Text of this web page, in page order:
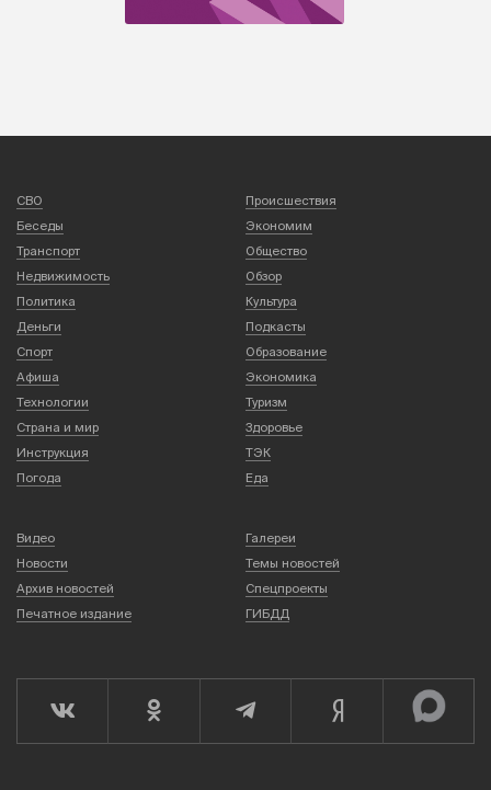
СВО
Происшествия
Беседы
Экономим
Транспорт
Общество
Недвижимость
Обзор
Политика
Культура
Деньги
Подкасты
Спорт
Образование
Афиша
Экономика
Технологии
Туризм
Страна и мир
Здоровье
Инструкция
ТЭК
Погода
Еда
Видео
Галереи
Новости
Темы новостей
Архив новостей
Спецпроекты
Печатное издание
ГИБДД